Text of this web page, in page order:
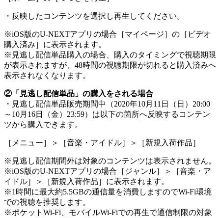
・反映したコンテンツを選択し再生してください。
※iOS版のU-NEXTアプリの場合［マイページ］の［ビデオ
購入済み］に表示されます。
※見逃し配信単品購入の場合、購入のタイミングで視聴期限
が表示されますが、48時間の視聴期限が切れると購入済みへ
表示されなくなります。
②「見逃し配信単品」の購入をされる場合
・見逃し配信単品販売期間中（2020年10月11日（日）20:00
～10月16日（金）23:59）は以下の箇所へ反映するコンテン
ツから購入できます。
［メニュー］＞［音楽・アイドル］＞［新規入荷作品］
※見逃し配信期間外は対象のコンテンツは表示されません。
※iOS版のU-NEXTアプリの場合［ジャンル］＞［音楽・ア
イドル］＞［新規入荷作品］に表示されます。
※1時間に最大約5.5GBの通信量を消費しますのでWi-Fi環境
での視聴を推奨します。
※ポケットWi-Fi、モバイルWi-Fiでの再生で通信制限の対象